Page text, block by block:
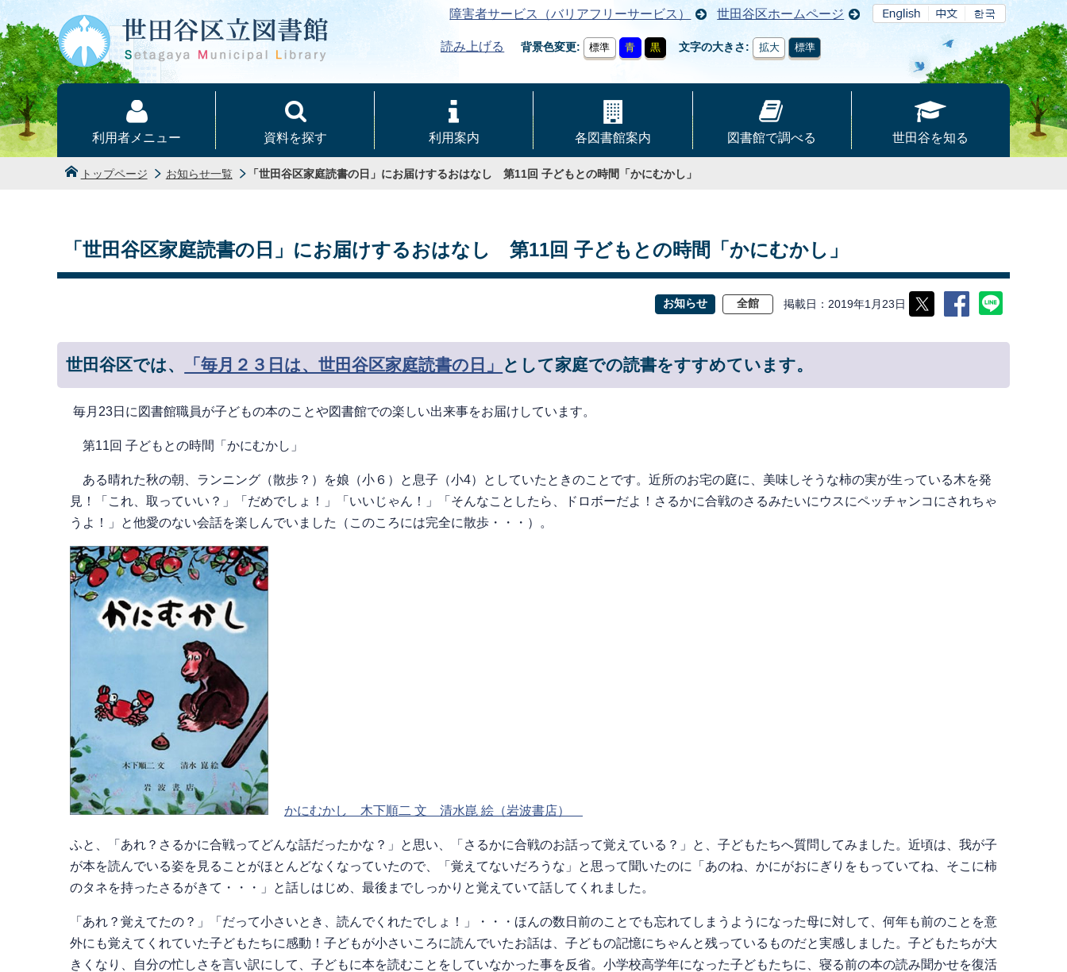
本文へ
障害者サービス（バリアフリーサービス） 世田谷区ホームページ
読み上げる 背景色変更 標準 青 黒 文字の大きさ 拡大 標準
利用者メニュー 資料を探す 利用案内 各図書館案内 図書館で調べる 世田谷を知る
トップページ お知らせ一覧 「世田谷区家庭読書の日」にお届けするおはなし 第11回 子どもとの時間「かにむかし」
「世田谷区家庭読書の日」にお届けするおはなし 第11回 子どもとの時間「かにむかし」
お知らせ 全館 掲載日 2019年1月23日
世田谷区では、 「毎月２３日は、世田谷区家庭読書の日」 として家庭での読書をすすめています。
毎月23日に図書館職員が子どもの本のことや図書館での楽しい出来事をお届けしています。
第11回 子どもとの時間「かにむかし」
ある晴れた秋の朝、ランニング（散歩？）を娘（小６）と息子（小4）としていたときのことです。近所のお宅の庭に、美味しそうな柿の実が生っている木を発
見！「これ、取っていい？」「だめでしょ！」「いいじゃん！」「そんなことしたら、ドロボーだよ！さるかに合戦のさるみたいにウスにペッチャンコにされちゃ
うよ！」と他愛のない会話を楽しんでいました（このころには完全に散歩・・・）。
かにむかし 木下順二 文 清水崑 絵（岩波書店）
ふと、「あれ？さるかに合戦ってどんな話だったかな？」と思い、「さるかに合戦のお話って覚えている？」と、子どもたちへ質問してみました。近頃は、我が子
が本を読んでいる姿を見ることがほとんどなくなっていたので、「覚えてないだろうな」と思って聞いたのに「あのね、かにがおにぎりをもっていてね、そこに柿
のタネを持ったさるがきて・・・」と話しはじめ、最後までしっかりと覚えていて話してくれました。
「あれ？覚えてたの？」「だって小さいとき、読んでくれたでしょ！」・・・ほんの数日前のことでも忘れてしまうようになった母に対して、何年も前のことを意
外にも覚えてくれていた子どもたちに感動！子どもが小さいころに読んでいたお話は、子どもの記憶にちゃんと残っているものだと実感しました。子どもたちが大
きくなり、自分の忙しさを言い訳にして、子どもに本を読むことをしていなかった事を反省。小学校高学年になった子どもたちに、寝る前の本の読み聞かせを復活